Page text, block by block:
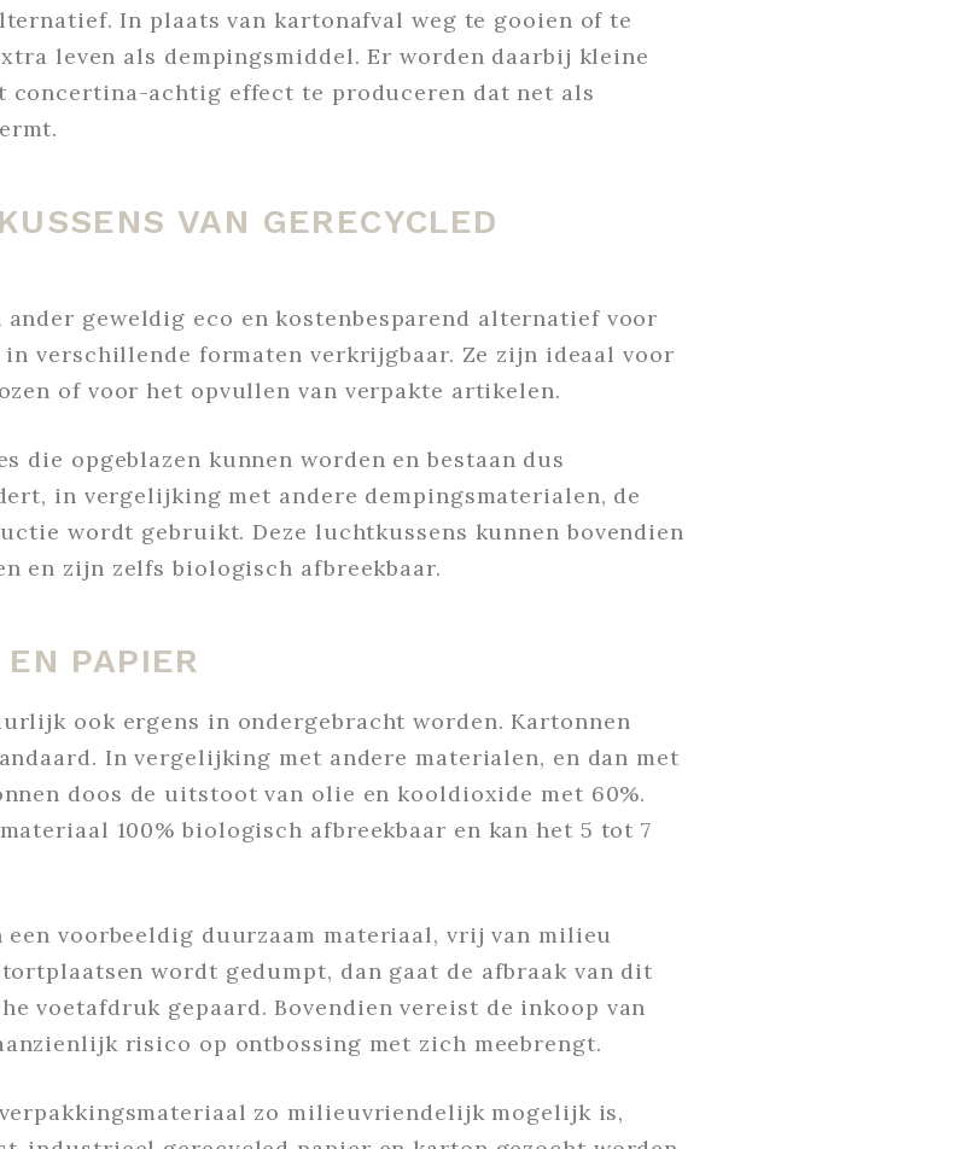
In plaats van kartonafval weg te gooien of te
leven als dempingsmiddel. Er worden daarbij kleine
concertina-achtig effect te produceren dat net als
VAN GERECYCLED
geweldig eco en kostenbesparend alternatief voor
verschillende formaten verkrijgbaar. Ze zijn ideaal voor
of voor het opvullen van verpakte artikelen.
die opgeblazen kunnen worden en bestaan dus
in vergelijking met andere dempingsmaterialen, de
wordt gebruikt. Deze luchtkussens kunnen bovendien
en zijn zelfs biologisch afbreekbaar.
PAPIER
ook ergens in ondergebracht worden. Kartonnen
In vergelijking met andere materialen, en dan met
doos de uitstoot van olie en kooldioxide met 60%.
100% biologisch afbreekbaar en kan het 5 tot 7
voorbeeldig duurzaam materiaal, vrij van milieu
wordt gedumpt, dan gaat de afbraak van dit
voetafdruk gepaard. Bovendien vereist de inkoop van
risico op ontbossing met zich meebrengt.
zo milieuvriendelijk mogelijk is,